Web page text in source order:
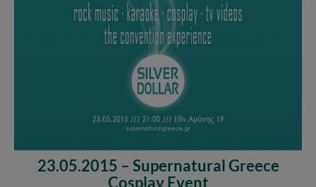
23.05.2015 – Supernatural Greece
Cosplay Event